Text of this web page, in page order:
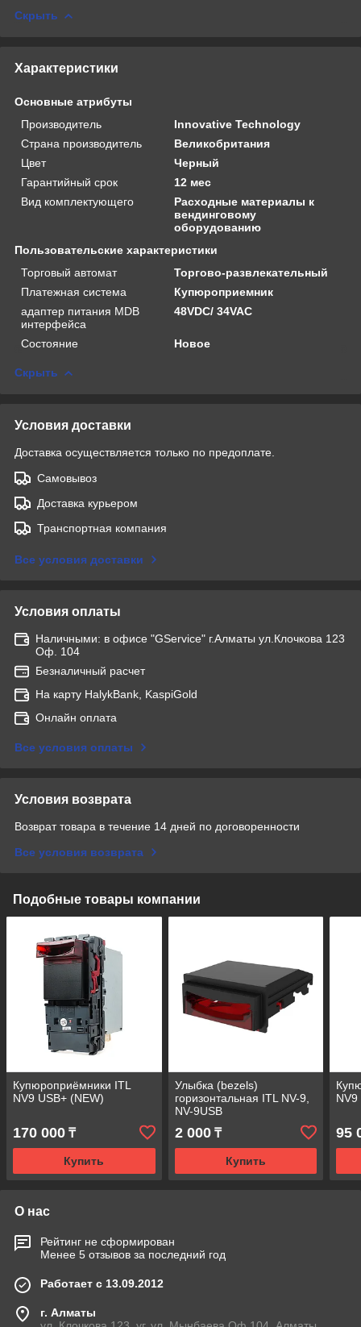
Скрыть
Характеристики
Основные атрибуты
Производитель
Innovative Technology
Страна производитель
Великобритания
Цвет
Черный
Гарантийный срок
12 мес
Вид комплектующего
Расходные материалы к
вендинговому
оборудованию
Пользовательские характеристики
Торговый автомат
Торгово-развлекательный
Платежная система
Купюроприемник
адаптер питания MDB
интерфейса
48VDC/ 34VAC
Состояние Новое
Скрыть
Условия доставки
Доставка осуществляется только по предоплате.
Самовывоз
Доставка курьером
Транспортная компания
Все условия доставки
Условия оплаты
Наличными: в офисе "GService" г.Алматы ул.Клочкова 123
Оф. 104
Безналичный расчет
На карту HalykBank, KaspiGold
Онлайн оплата
Все условия оплаты
Условия возврата
Возврат товара в течение 14 дней по договоренности
Все условия возврата
Подобные товары компании
Купюроприёмники ITL
NV9 USB+ (NEW)
170 000 ₸
Купить
Улыбка (bezels)
горизонтальная ITL NV-9,
NV-9USB
2 000₸
Купить
NV9
95
О нас
Рейтинг не сформирован
Менее 5 отзывов за последний год
Работает с 13.09.2012
г. Алматы